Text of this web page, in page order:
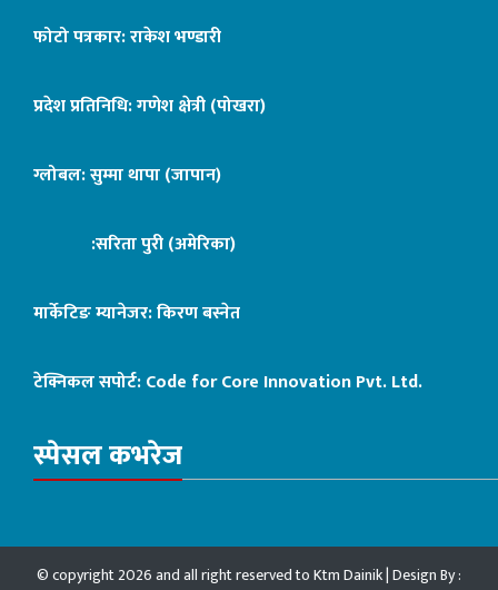
फोटो पत्रकार: राकेश भण्डारी
प्रदेश प्रतिनिधि: गणेश क्षेत्री (पोखरा)
ग्लोबल: सुम्मा थापा (जापान)
:सरिता पुरी (अमेरिका)
मार्केटिङ म्यानेजर: किरण बस्नेत
टेक्निकल सपोर्ट:Code for Core Innovation Pvt. Ltd.
स्पेसल कभरेज
© copyright 2026 and all right reserved to Ktm Dainik | Design By :